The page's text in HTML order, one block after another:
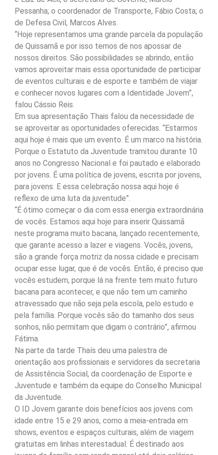
Pessanha; o coordenador de Transporte, Fábio Costa; o
de Defesa Civil, Marcos Alves.
“Hoje representamos uma grande parcela da população
de Quissamã e por isso temos de nos apossar de
nossos direitos. São possibilidades se abrindo, então
vamos aproveitar mais essa oportunidade de participar
de eventos culturais e de esporte e também de viajar
e conhecer novos lugares com a Identidade Jovem”,
falou Cássio Reis.
Em sua apresentação Thais falou da necessidade de
se aproveitar as oportunidades oferecidas. “Estarmos
aqui hoje é mais que um evento. É um marco na história.
Porque o Estatuto da Juventude tramitou durante 10
anos no Congresso Nacional e foi pautado e elaborado
por jovens. É uma política de jovens, escrita por jovens,
para jovens. E essa celebração nossa aqui hoje é
reflexo de uma luta da juventude”.
“É ótimo começar o dia com essa energia extraordinária
de vocês. Estamos aqui hoje para inserir Quissamã
neste programa muito bacana, lançado recentemente,
que garante acesso a lazer e viagens. Vocês, jovens,
são a grande força motriz da nossa cidade e precisam
ocupar esse lugar, que é de vocês. Então, é preciso que
vocês estudem, porque lá na frente tem muito futuro
bacana para acontecer, e que não tem um caminho
atravessado que não seja pela escola, pelo estudo e
pela família. Porque vocês são do tamanho dos seus
sonhos, não permitam que digam o contrário”, afirmou
Fátima.
Na parte da tarde Thaís deu uma palestra de
orientação aos profissionais e servidores da secretaria
de Assistência Social, da coordenação de Esporte e
Juventude e também da equipe do Conselho Municipal
da Juventude.
O ID Jovem garante dois benefícios aos jovens com
idade entre 15 e 29 anos, como a meia-entrada em
shows, eventos e espaços culturais, além de viagem
gratuitas em linhas interestadual. É destinado aos